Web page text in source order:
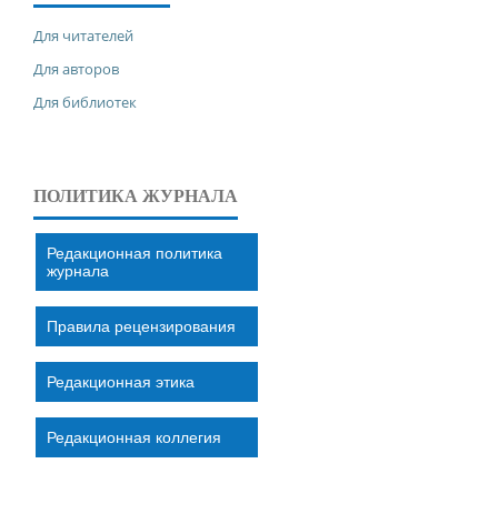
Для читателей
Для авторов
Для библиотек
ПОЛИТИКА ЖУРНАЛА
Редакционная политика
журнала
Правила рецензирования
Редакционная этика
Редакционная коллегия